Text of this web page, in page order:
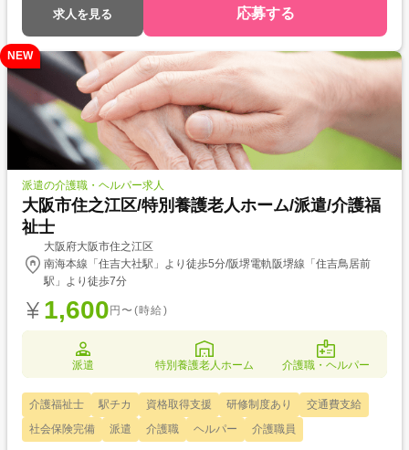
求人を見る 応募する
NEW
派遣の介護職・ヘルパー求人
大阪市住之江区/特別養護老人ホーム/派遣/介護福
祉士
大阪府大阪市住之江区
南海本線「住吉大社駅」より徒歩5分/阪堺電軌阪堺線「住吉鳥居前
駅」より徒歩7分
1,600 円〜(時給)
派遣 特別養護老人ホーム 介護職・ヘルパー
介護福祉士 駅チカ 資格取得支援 研修制度あり
交通費支給
社会保険完備
派遣 介護職 ヘルパー 介護職員